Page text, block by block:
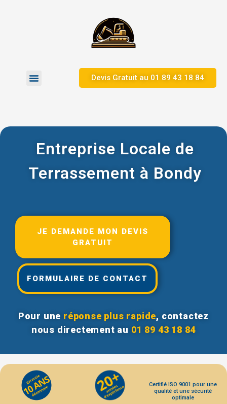
Devis Gratuit au 01 89 43 18 84
Entreprise Locale de
Terrassement à Bondy
JE DEMANDE MON DEVIS
GRATUIT
FORMULAIRE DE CONTACT
Pour une réponse plus rapide, contactez
nous directement au 01 89 43 18 84
Certifié ISO 9001 pour une
qualité et une sécurité
optimale